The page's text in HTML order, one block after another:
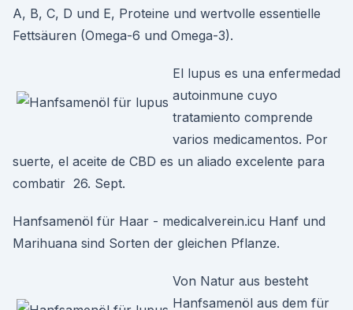
A, B, C, D und E, Proteine und wertvolle essentielle
Fettsäuren (Omega-6 und Omega-3).
El lupus es una enfermedad
autoinmune cuyo
tratamiento comprende
varios medicamentos. Por
suerte, el aceite de CBD es un aliado excelente para
combatir 26. Sept.
Hanfsamenöl für Haar - medicalverein.icu Hanf und
Marihuana sind Sorten der gleichen Pflanze.
Von Natur aus besteht
Hanfsamenöl aus dem für